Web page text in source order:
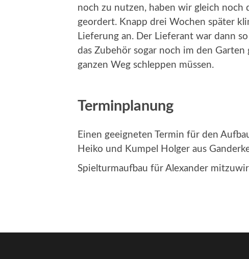
noch zu nutzen, haben wir gleich noch
geordert. Knapp drei Wochen später
Lieferung an. Der Lieferant war dann
das Zubehör sogar noch im den
ganzen Weg schleppen müssen.
Terminplanung
Einen geeigneten Termin für den
Heiko und Kumpel Holger aus
Spielturmaufbau für Alexander